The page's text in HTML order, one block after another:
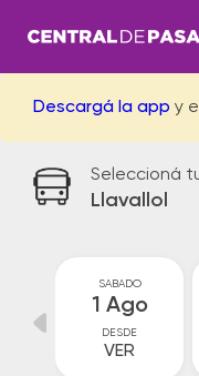
Descargá la app y
Seleccioná
Llavallol
SABADO
1 Ago
DESDE
VER